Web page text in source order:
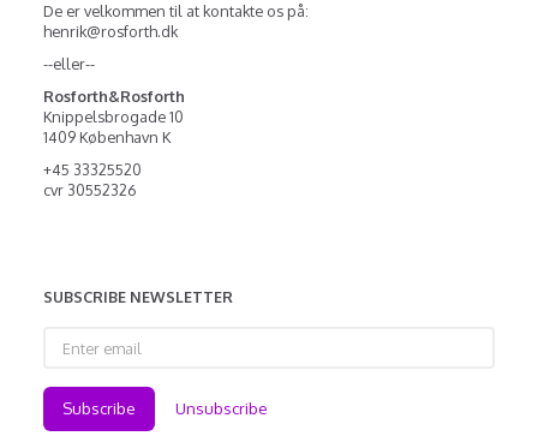
De er velkommen til at kontakte os på:
henrik@rosforth.dk
--eller--
Rosforth&Rosforth
Knippelsbrogade 10
1409 København K
+45 33325520
cvr 30552326
SUBSCRIBE NEWSLETTER
email
Subscribe Unsubscribe